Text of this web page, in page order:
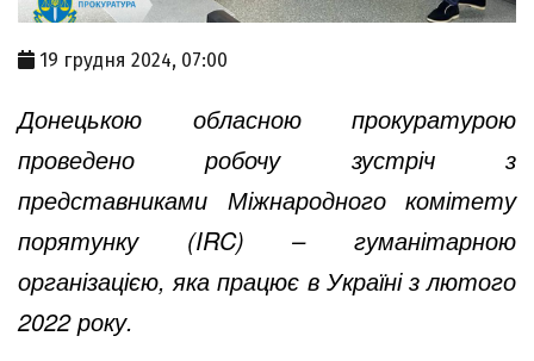
19 грудня 2024, 07:00
Донецькою обласною прокуратурою
проведено робочу зустріч з
представниками Міжнародного комітету
порятунку (IRC) – гуманітарною
організацією, яка працює в Україні з лютого
2022 року.